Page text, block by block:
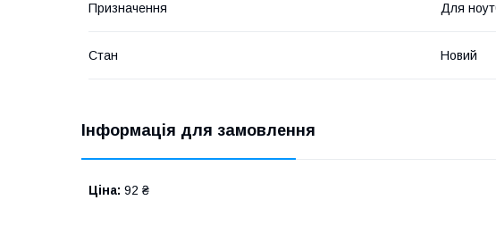
Призначення Для
Стан Новий
Інформація для замовлення
Ціна: 92 ₴